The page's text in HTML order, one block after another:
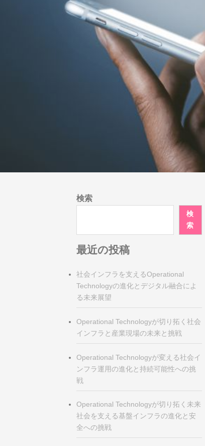
検索
検
索
最近の投稿
社会インフラを支えるOperational
Technologyの進化とデジタル融合によ
る未来展望
Operational Technologyが切り拓く社会
インフラと産業現場の未来と挑戦
Operational Technologyが変える社会イ
ンフラ運用の進化と持続可能性への挑
戦
Operational Technologyが切り拓く未来
社会を支える基盤インフラの進化と安
全への挑戦